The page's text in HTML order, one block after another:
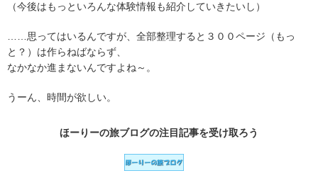
（今後はもっといろんな体験情報も紹介していきたいし）
……思ってはいるんですが、全部整理すると３００ページ（もっ
と？）は作らねばならず、
なかなか進まないんですよね～。
うーん、時間が欲しい。
ほーりーの旅ブログの注目記事を受け取ろう